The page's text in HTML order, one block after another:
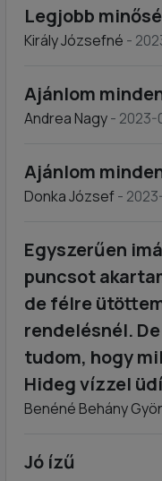
Legjobb
Király Józsefné -
Ajánlom
Andrea Nagy-
Ajánlom
Donka József-
Egyszerűen
puncsot
de félre
rendelésnél.
tudom, hogy
Hideg vízzel
Benéné Behány
Jó ízű